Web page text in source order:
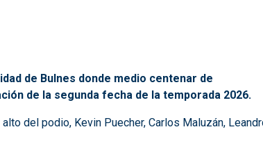
de Bulnes donde medio centenar de
de la segunda fecha de la temporada 2026.
del podio, Kevin Puecher, Carlos Maluzán,